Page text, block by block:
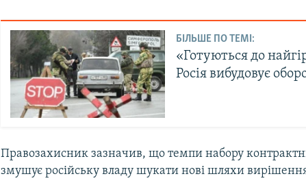
БІЛЬШЕ ПО ТЕМІ:
«Готуються до
Росія вибудовує
Правозахисник зазначив, що темпи набору
змушує російську владу шукати нові шляхи